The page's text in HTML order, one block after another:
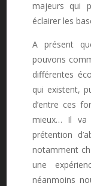
majeurs qui
éclairer les
A présent
pouvons
différentes
qui existent,
d’entre ces
mieux… Il va
prétention
notamment
une
néanmoins